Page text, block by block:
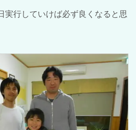
実行していけば必ず良くなると思